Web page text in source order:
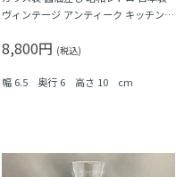
ヴィンテージ アンティーク キッチン用
8,800円 (税込)
幅 6.5 奥行 6 高さ 10 cm